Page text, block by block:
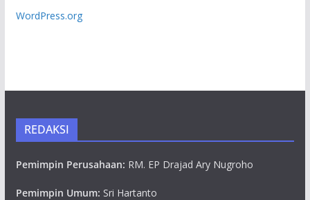
WordPress.org
REDAKSI
Pemimpin Perusahaan: RM. EP Drajad Ary Nugroho
Pemimpin Umum: Sri Hartanto